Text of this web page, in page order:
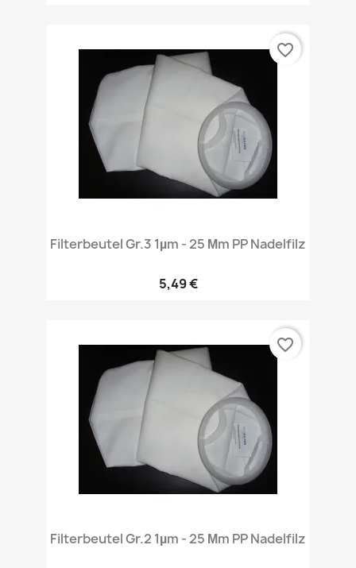
Filterbeutel Gr.3 1µm - 25 Μm PP Nadelfilz
5,49 €
favorite_border
Filterbeutel Gr.2 1µm - 25 Μm PP Nadelfilz
favorite_border